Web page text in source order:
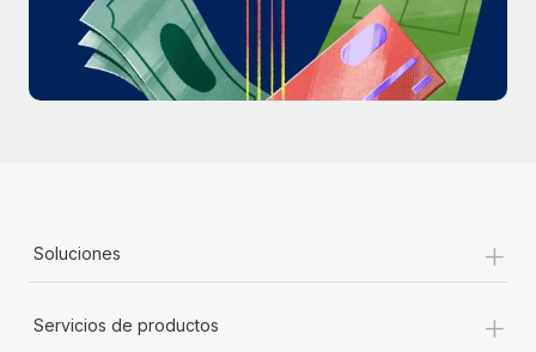
Soluciones +
Servicios de productos +